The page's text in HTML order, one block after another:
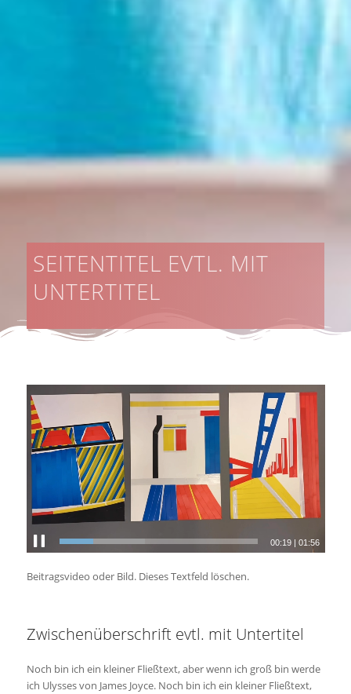
SEITENTITEL EVTL. MIT
UNTERTITEL
00:20 |01:56
Beitragsvideo oder Bild. Dieses Textfeld löschen.
Zwischenüberschrift evtl. mit Untertitel
Noch bin ich ein kleiner Fließtext, aber wenn ich groß bin werde
ich Ulysses von James Joyce. Noch bin ich ein kleiner Fließtext,